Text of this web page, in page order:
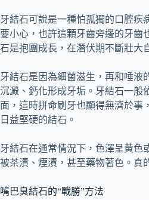
牙結石可說是一種怕孤獨的口腔疾
要小心，也許這顆牙齒旁邊的牙齒
石是抱團成長，在潛伏期不斷壯大
牙結石是因為細菌滋生，再和唾液
沉澱、鈣化形成牙垢。牙結石一般
面，這時拼命刷牙也顯得無濟於事
日益堅硬的結石。
牙結石在通常情況下，色澤呈黃色
被茶漬、煙漬，甚至藥物著色。真
嘴巴臭結石的“戰勝”方法